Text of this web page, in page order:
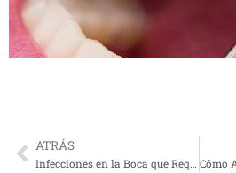
Prev
ATRÁS
Infecciones en la Boca que Requieren Atención Dental Inmediata